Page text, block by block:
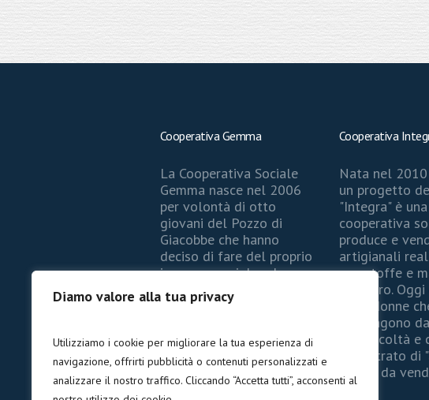
Diamo valore alla tua privacy
Utilizziamo i cookie per migliorare la tua esperienza di
navigazione, offrirti pubblicità o contenuti personalizzati e
analizzare il nostro traffico. Cliccando “Accetta tutti”, acconsenti al
Cooperativa Gemma
La Cooperativa Sociale
Gemma nasce nel 2006
per volontà di otto
giovani del Pozzo di
Giacobbe che hanno
deciso di fare del proprio
impegno sociale ed
educativo una ragione di
vita e di crescita. Oggi si
servizi di educativi e di
aiuto a bambini, giovani
ed anziani.
Cooperativa
Nata nel
un progetto
"Integra" è una
cooperativa
produce e
artigianali
con stoffe e
recupero.
nove donne
provengono
di difficoltà e
dimostrato di
stoffa da